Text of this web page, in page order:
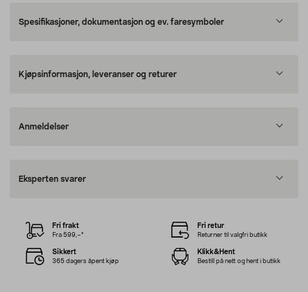
Spesifikasjoner, dokumentasjon og ev. faresymboler
Kjøpsinformasjon, leveranser og returer
Anmeldelser
Eksperten svarer
Fri frakt
Fra 599,–*
Fri retur
Returner til valgfri butikk
Sikkert
365 dagers åpent kjøp
Klikk&Hent
Bestill på nett og hent i butikk